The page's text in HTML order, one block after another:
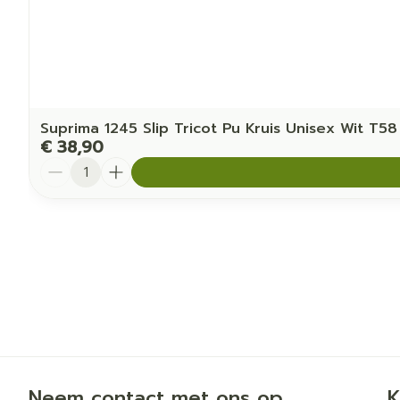
Suprima 1245 Slip Tricot Pu Kruis Unisex Wit T58
€ 38,90
Aantal